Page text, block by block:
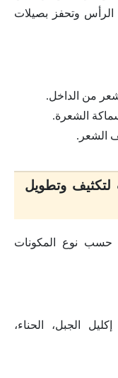
الرأس وتحفز بصيلات
من الداخل.
سماكة الشعرة.
الشعر.
لتكثيف وتطويل
حسب نوع المكونات
الجبل، الحناء،